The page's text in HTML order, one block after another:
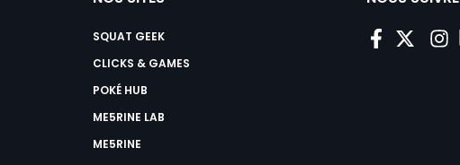
SQUAT GEEK
CLICKS & GAMES
POKÉ HUB
ME5RINE LAB
ME5RINE